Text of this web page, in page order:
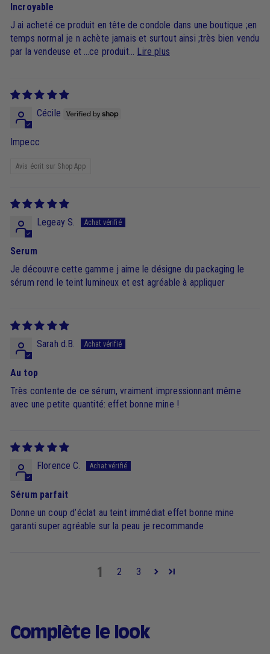
Incroyable
J ai acheté ce produit en tête de condole dans une boutique ;en
temps normal je n achète jamais et surtout ainsi ;très bien vendu
par la vendeuse et …ce produit... Lire plus
Cécile
Impecc
Avis écrit sur Shop App
Legeay S.
Serum
Je découvre cette gamme j aime le désigne du packaging le
sérum rend le teint lumineux et est agréable à appliquer
Sarah d.B.
Au top
Très contente de ce sérum, vraiment impressionnant même
avec une petite quantité: effet bonne mine !
Florence C.
Sérum parfait
Donne un coup d’éclat au teint immédiat effet bonne mine
garanti super agréable sur la peau je recommande
1 2 3
Complète le look